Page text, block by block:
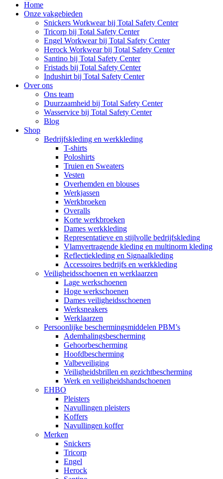
Home
Onze vakgebieden
Snickers Workwear bij Total Safety Center
Tricorp bij Total Safety Center
Engel Workwear bij Total Safety Center
Herock Workwear bij Total Safety Center
Santino bij Total Safety Center
Fristads bij Total Safety Center
Indushirt bij Total Safety Center
Over ons
Ons team
Duurzaamheid bij Total Safety Center
Wasservice bij Total Safety Center
Blog
Shop
Bedrijfskleding en werkkleding
T-shirts
Poloshirts
Truien en Sweaters
Vesten
Overhemden en blouses
Werkjassen
Werkbroeken
Overalls
Korte werkbroeken
Dames werkkleding
Representatieve en stijlvolle bedrijfskleding
Vlamvertragende kleding en multinorm kleding
Reflectiekleding en Signaalkleding
Accessoires bedrijfs en werkkleding
Veiligheidsschoenen en werklaarzen
Lage werkschoenen
Hoge werkschoenen
Dames veiligheidsschoenen
Werksneakers
Werklaarzen
Persoonlijke beschermingsmiddelen PBM’s
Ademhalingsbescherming
Gehoorbescherming
Hoofdbescherming
Valbeveiliging
Veiligheidsbrillen en gezichtbescherming
Werk en veiligheidshandschoenen
EHBO
Pleisters
Navullingen pleisters
Koffers
Navullingen koffer
Merken
Snickers
Tricorp
Engel
Herock